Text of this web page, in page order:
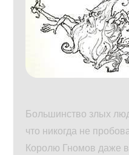
Большинство злых
что никогда не
Королю Гномов даже